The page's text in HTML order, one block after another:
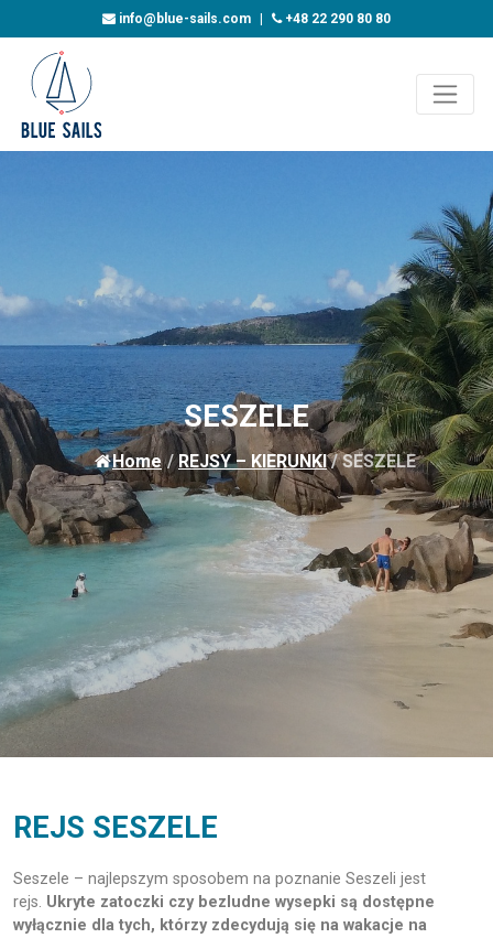
info@blue-sails.com +48 22 290 80 80
SESZELE
Home / REJSY – KIERUNKI / SESZELE
REJS SESZELE
Seszele – najlepszym sposobem na poznanie Seszeli jest
rejs. Ukryte zatoczki czy bezludne wysepki są dostępne
wyłącznie dla tych, którzy zdecydują się na wakacje na